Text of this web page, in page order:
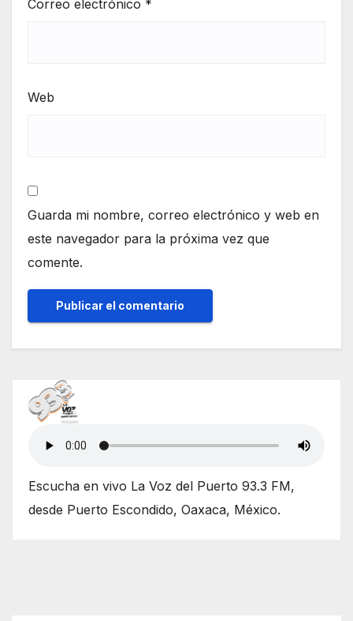
Correo electrónico *
Web
Guarda mi nombre, correo electrónico y web en
este navegador para la próxima vez que
comente.
Escucha en vivo La Voz del Puerto 93.3 FM,
desde Puerto Escondido, Oaxaca, México.